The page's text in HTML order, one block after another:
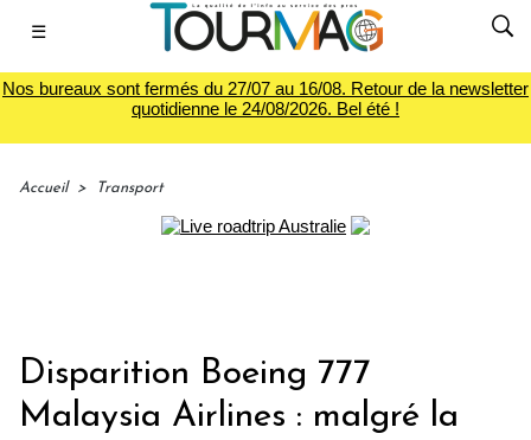
☰
Nos bureaux sont fermés du 27/07 au 16/08. Retour de la newsletter
quotidienne le 24/08/2026. Bel été !
Accueil > Transport
Disparition Boeing 777
Malaysia Airlines : malgré la